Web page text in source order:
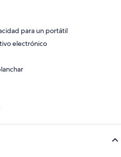
para un portátil
electrónico